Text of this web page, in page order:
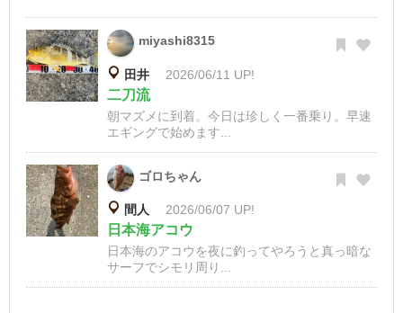
miyashi8315
田井 2026/06/11 UP!
二刀流
朝マズメに到着。今日は珍しく一番乗り。早速
エギングで始めます...
ゴロちゃん
間人 2026/06/07 UP!
日本海アコウ
日本海のアコウを夜に釣ってやろうと真っ暗な
サーフでシモリ周り...